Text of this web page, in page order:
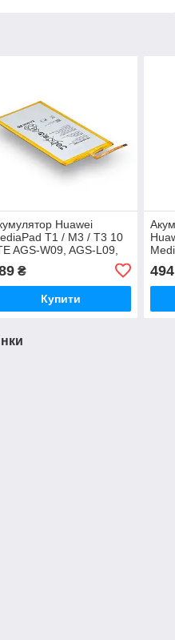
Huawei
T1 / M3 / T3 10
AGS-W09, AGS-L09,
L03 HB3080G1EBW,
mAh Original PRC
₴
Купити
494